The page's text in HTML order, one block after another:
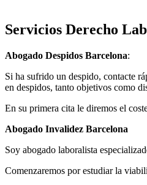
Servicios Derecho
Abogado Despidos Barcelona:
Si ha sufrido un despido, contacte
en despidos, tanto objetivos como
En su primera cita le diremos el
Abogado Invalidez Barcelona
Soy abogado laboralista
Comenzaremos por estudiar la